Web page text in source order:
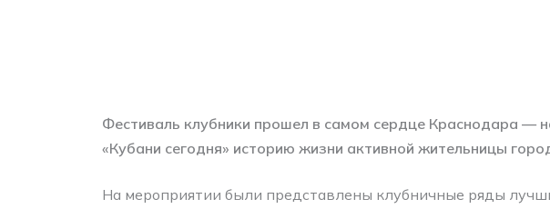
Фестиваль клубники прошел в самом сердце Краснодара —
«Кубани сегодня» историю жизни активной жительницы
На мероприятии были представлены клубничные ряды